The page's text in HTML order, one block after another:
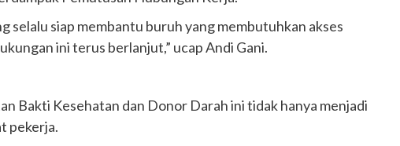
selalu siap membantu buruh yang membutuhkan akses
ini terus berlanjut,” ucap Andi Gani.
Bakti Kesehatan dan Donor Darah ini tidak hanya menjadi
pekerja.